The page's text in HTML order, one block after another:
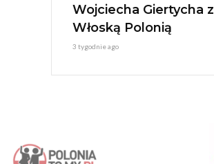
Wojciecha Giertycha z
Włoską Polonią
3 tygodnie ago